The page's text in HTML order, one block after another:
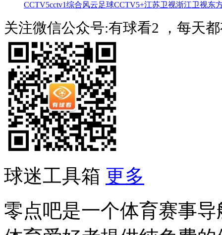
CCTV5cctv1综合风云足球CCTV5+江苏卫视浙江卫视东
关注微信公众号:有球看2 ，每天
球迷工具箱 更多
零点吧是一个体育赛事